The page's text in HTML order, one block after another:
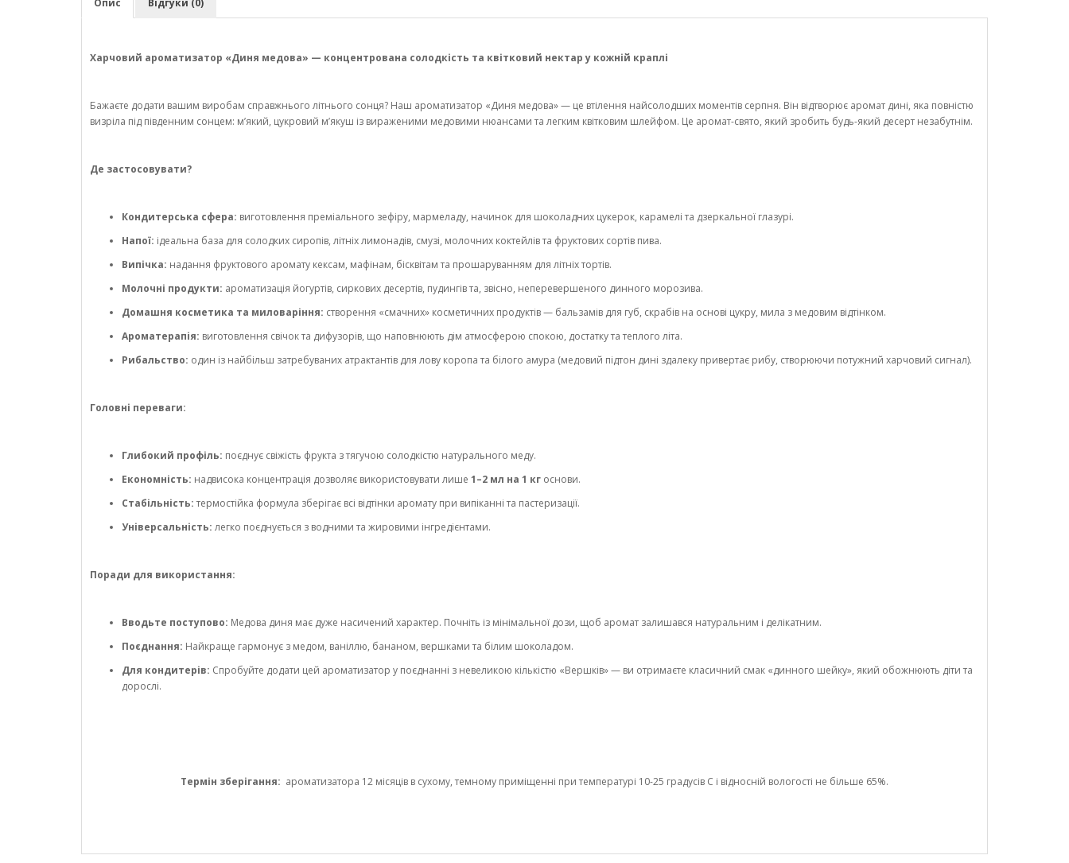
Опис Відгуки (0)
Харчовий ароматизатор «Диня медова» — концентрована солодкість та квітковий нектар у кожній краплі
Бажаєте додати вашим виробам справжнього літнього сонця? Наш ароматизатор «Диня медова» — це втілення найсолодших моментів серпня. Він відтворює аромат дині, яка повністю
визріла під південним сонцем: м’який, цукровий м’якуш із вираженими медовими нюансами та легким квітковим шлейфом. Це аромат-свято, який зробить будь-який десерт незабутнім.
Де застосовувати?
Кондитерська сфера: виготовлення преміального зефіру, мармеладу, начинок для шоколадних цукерок, карамелі та дзеркальної глазурі.
Напої: ідеальна база для солодких сиропів, літніх лимонадів, смузі, молочних коктейлів та фруктових сортів пива.
Випічка: надання фруктового аромату кексам, мафінам, бісквітам та прошаруванням для літніх тортів.
Молочні продукти: ароматизація йогуртів, сиркових десертів, пудингів та, звісно, неперевершеного динного морозива.
Домашня косметика та миловаріння: створення «смачних» косметичних продуктів — бальзамів для губ, скрабів на основі цукру, мила з медовим відтінком.
Ароматерапія: виготовлення свічок та дифузорів, що наповнюють дім атмосферою спокою, достатку та теплого літа.
Рибальство: один із найбільш затребуваних атрактантів для лову коропа та білого амура (медовий підтон дині здалеку привертає рибу, створюючи потужний харчовий сигнал).
Головні переваги:
Глибокий профіль: поєднує свіжість фрукта з тягучою солодкістю натурального меду.
Економність: надвисока концентрація дозволяє використовувати лише 1–2 мл на 1 кг основи.
Стабільність:термостійка формула зберігає всі відтінки аромату при випіканні та пастеризації.
Універсальність: легко поєднується з водними та жировими інгредієнтами.
Поради для використання:
Вводьте поступово: Медова диня має дуже насичений характер. Почніть із мінімальної дози, щоб аромат залишався натуральним і делікатним.
Поєднання: Найкраще гармонує з медом, ваніллю, бананом, вершками та білим шоколадом.
Для кондитерів: Спробуйте додати цей ароматизатор у поєднанні з невеликою кількістю «Вершків» — ви отримаєте класичний смак «динного шейку», який обожнюють діти та
дорослі.
Термін зберігання: ароматизатора 12 місяців в сухому, темному приміщенні при температурі 10-25 градусів С і відносній вологості не більше 65%.